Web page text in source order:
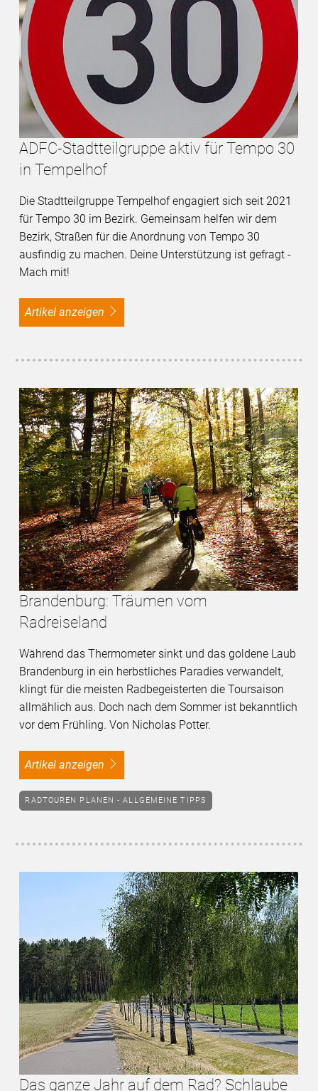
ADFC-Stadtteilgruppe aktiv für Tempo 30
in Tempelhof
Die Stadtteilgruppe Tempelhof engagiert sich seit 2021
für Tempo 30 im Bezirk. Gemeinsam helfen wir dem
Bezirk, Straßen für die Anordnung von Tempo 30
ausfindig zu machen. Deine Unterstützung ist gefragt -
Mach mit!
Artikel anzeigen
Brandenburg: Träumen vom
Radreiseland
Während das Thermometer sinkt und das goldene Laub
Brandenburg in ein herbstliches Paradies verwandelt,
klingt für die meisten Radbegeisterten die Toursaison
allmählich aus. Doch nach dem Sommer ist bekanntlich
vor dem Frühling. Von Nicholas Potter.
Artikel anzeigen
RADTOUREN PLANEN - ALLGEMEINE TIPPS
Das ganze Jahr auf dem Rad? Schlaube